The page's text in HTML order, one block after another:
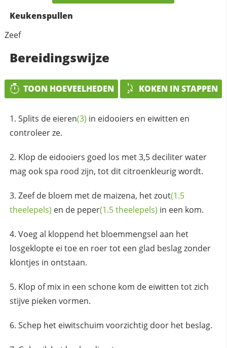
Keukenspullen
Zeef
Bereidingswijze
TOON HOEVEELHEDEN KOKEN IN STAPPEN
Splits de eieren(3) in eidooiers en eiwitten en
controleer ze.
Klop de eidooiers goed los met 3,5 deciliter water
mag ook spa rood zijn, tot dit citroenkleurig wordt.
Zeef de bloem met de maizena, hetzout(1.5
theelepels) en de peper(1.5 theelepels) in een kom.
Voeg al kloppend het bloemmengsel aan het
losgeklopte ei toe en roer tot een glad beslag zonder
klontjes in ontstaan.
Klop of mix in een schone kom de eiwitten tot zich
stijve pieken vormen.
Schep het eiwitschuim voorzichtig door het beslag.